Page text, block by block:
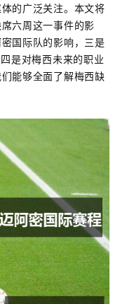
的广泛关注。本文将
六周这一事件的影
国际队的影响，三是
是对梅西未来的职业
能够全面了解梅西缺